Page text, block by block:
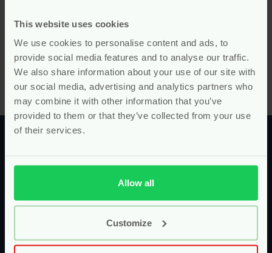
This website uses cookies
We use cookies to personalise content and ads, to
provide social media features and to analyse our traffic.
We also share information about your use of our site with
our social media, advertising and analytics partners who
may combine it with other information that you’ve
provided to them or that they’ve collected from your use
of their services.
Allow all
Customize
Start écht in het assortiment moet hebben? Stuur ons
een appje of mailtje en laat ons weten waar we naar op
zoek moeten gaan volgens jou!
Uit liefde voor de toekomstige
Bij Pure Start gaan we voor zo puur en natuurlijk